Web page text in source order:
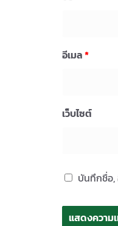
อีเมล*
เว็บไซต์
บันทึกชื่อ,